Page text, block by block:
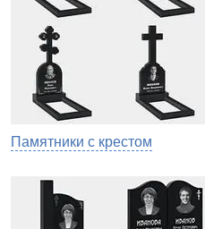
Памятники с крестом